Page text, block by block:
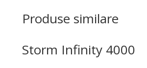
Produse similare
Storm Infinity 4000